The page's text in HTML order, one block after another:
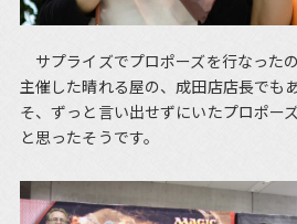
サプライズでプロポーズを行なった
主催した晴れる屋の、成田店店長でも
そ、ずっと言い出せずにいたプロポー
と思ったそうです。